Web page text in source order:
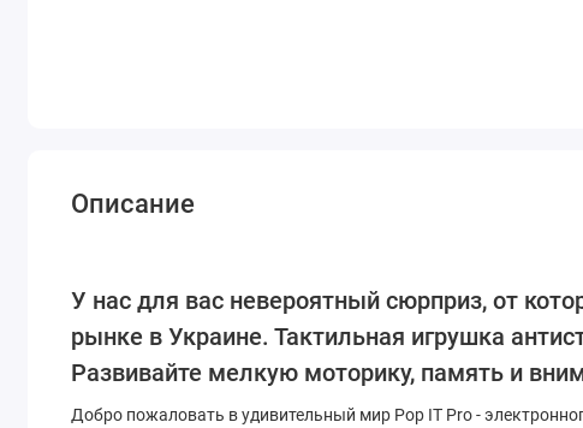
Описание
У нас для вас невероятный сюрприз, от
рынке в Украине. Тактильная игрушка
Развивайте мелкую моторику, память и
Добро пожаловать в удивительный мир Pop IT Pro -